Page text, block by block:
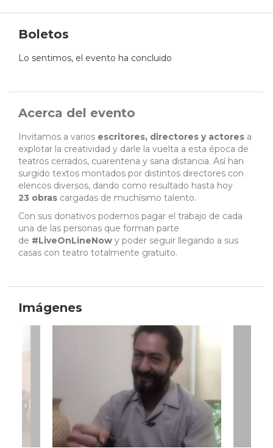
Boletos
Lo sentimos, el evento ha concluido
Acerca del evento
Invitamos a varios escritores, directores y actores a
explotar la creatividad y darle la vuelta a esta época de
teatros cerrados, cuarentena y sana distancia. Así han
surgido textos montados por distintos directores con
elencos diversos, dando como resultado hasta hoy
23 obras cargadas de muchísimo talento.
Con sus donativos podemos pagar el trabajo de cada
una de las personas que forman parte
de #LiveOnLineNow y poder seguir llegando a sus
casas con teatro totalmente gratuito.
Imágenes